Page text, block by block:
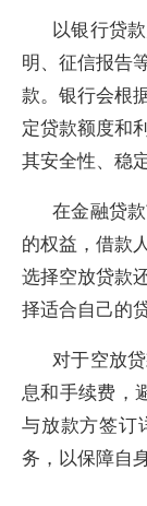
以银行贷
明、征信报告
款。银行会根
定贷款额度和
其安全性、稳
在金融贷
的权益，借款
选择空放贷款
择适合自己的
对于空放
息和手续费，
与放款方签订
务，以保障自